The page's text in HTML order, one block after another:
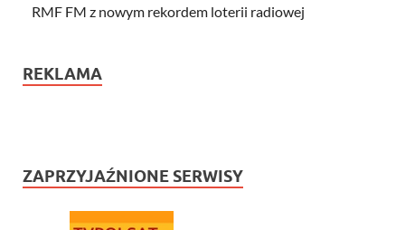
RMF FM z nowym rekordem loterii radiowej
REKLAMA
ZAPRZYJAŹNIONE SERWISY